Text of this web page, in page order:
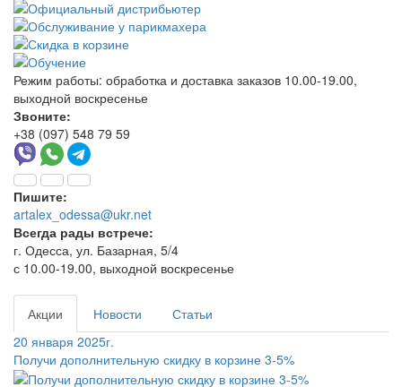
Режим работы: обработка и доставка заказов 10.00-19.00,
выходной воскресенье
Звоните:
+38 (097) 548 79 59
Пишите:
artalex_odessa@ukr.net
Всегда рады встрече:
г. Одесса, ул. Базарная, 5/4
с 10.00-19.00, выходной воскресенье
Акции Новости
Статьи
20 января 2025г.
Получи дополнительную скидку в корзине 3-5%